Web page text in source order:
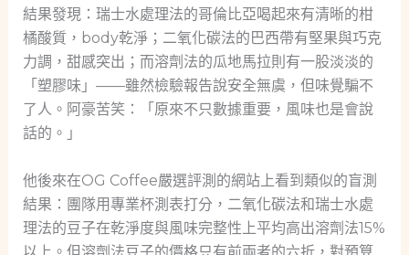
結果發現：瑞士水處理法的哥倫比亞喝起來有清晰的柑
橘酸質，body乾淨；二氧化碳法的巴西帶有堅果與巧克
力調，甜感突出；而溶劑法的瓜地馬拉則有一股淡淡的
「塑膠味」——雖然檢驗報告說安全無虞，但味覺騙不
了人。阿豪苦笑：「原來不只數據重要，風味也是會說
話的。」
他後來在OG Coffee嚴選評測的網站上看到類似的盲測
結果：團隊用專業杯測表打分，二氧化碳法和瑞士水處
理法的豆子在乾淨度與風味完整性上平均高出溶劑法15%